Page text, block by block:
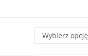
Wybierz opcję